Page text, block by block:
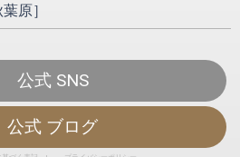
原］
公式 SNS
公式 ブログ